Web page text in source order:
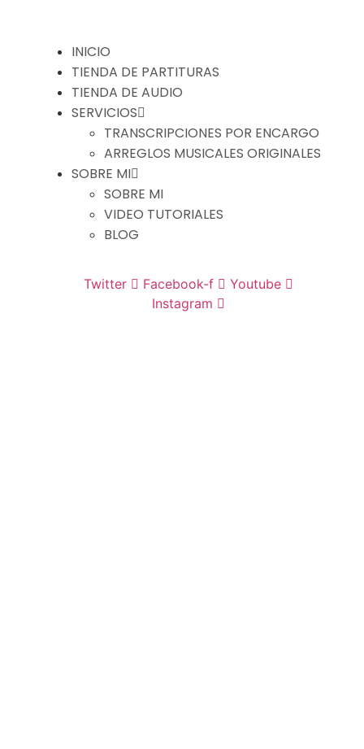
INICIO
TIENDA DE PARTITURAS
TIENDA DE AUDIO
SERVICIOS
TRANSCRIPCIONES POR ENCARGO
ARREGLOS MUSICALES ORIGINALES
SOBRE MI
SOBRE MI
VIDEO TUTORIALES
BLOG
Twitter Facebook-f
Youtube
Instagram